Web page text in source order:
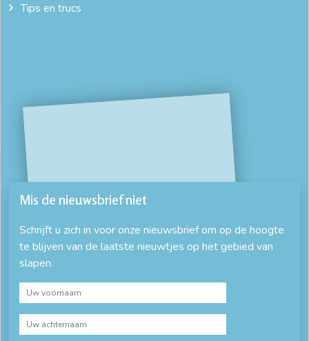
Tips en trucs
Mis de nieuwsbrief niet
Schrijft u zich in voor onze nieuwsbrief om op de hoogte
te blijven van de laatste nieuwtjes op het gebied van
slapen.